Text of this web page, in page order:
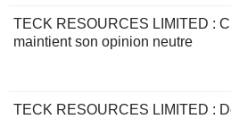
TECK RESOURCES LIMITED :
maintient son opinion neutre
TECK RESOURCES LIMITED :